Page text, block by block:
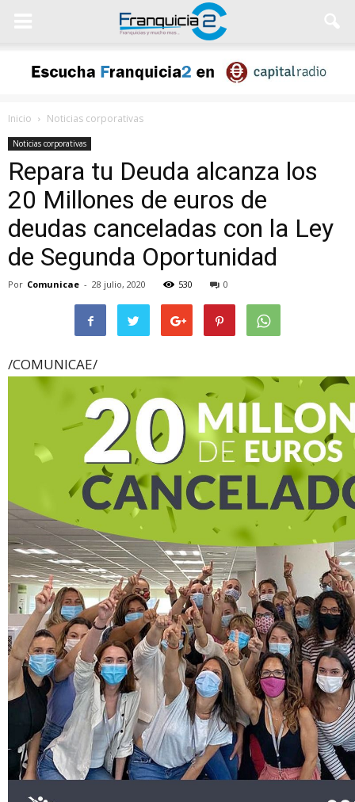
Inicio Noticias corporativas
Noticias corporativas
Repara tu Deuda alcanza los
20 Millones de euros de
deudas canceladas con la Ley
de Segunda Oportunidad
Por Comunicae - 28 julio, 2020 530 0
/COMUNICAE/